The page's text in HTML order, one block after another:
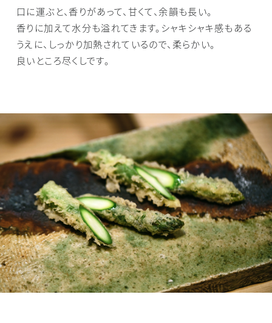
口に運ぶと、香りがあって、甘くて、余韻も長い。
香りに加えて水分も溢れてきます。シャキシャキ感もある
うえに、しっかり加熱されているので、柔らかい。
良いところ尽くしです。